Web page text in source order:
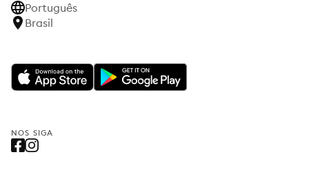
Português
Brasil
NOS SIGA